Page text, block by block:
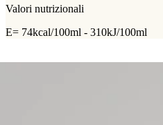
Valori nutrizionali
E= 74kcal/100ml - 310kJ/100ml